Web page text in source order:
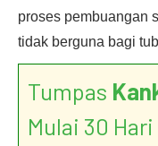
proses pembuangan
tidak berguna bagi
Tumpas
Mulai 30